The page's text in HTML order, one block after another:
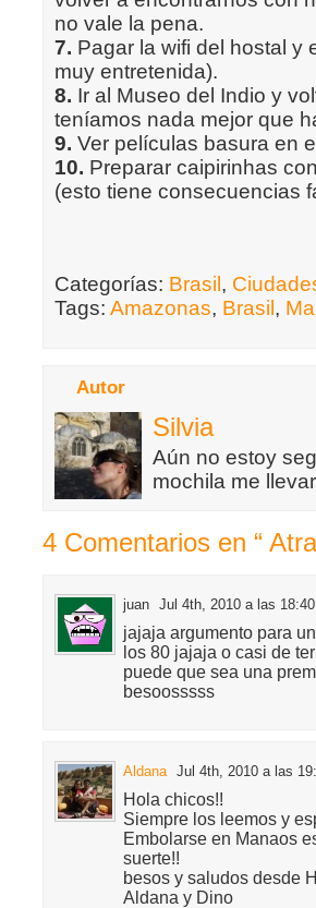
no vale la pena.
7. Pagar la wifi del hostal y
muy entretenida).
8. Ir al Museo del Indio y
teníamos nada mejor que
9. Ver películas basura en
10. Preparar caipirinhas
(esto tiene consecuencias
Categorías: Brasil ,
Tags: Amazonas, Brasil ,
Autor
Silvia
Aún no estoy
mochila me
4 Comentarios en “
juan Jul 4th, 2010 a las 18:40
jajaja argumento para
los 80 jajaja o casi de
puede que sea una
besoosssss
Aldana Jul 4th, 2010 a las
Hola chicos!!
Siempre los leemos y
Embolarse en Manaos
suerte!!
besos y saludos desde
Aldana y Dino